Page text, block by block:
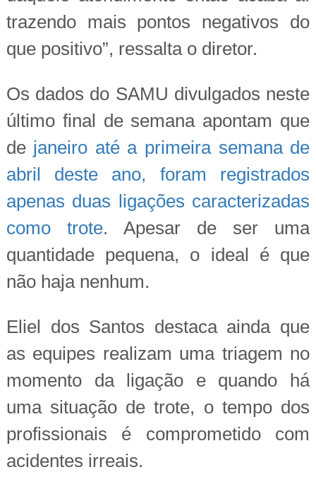
trazendo mais pontos negativos do
que positivo”, ressalta o diretor.
Os dados do SAMU divulgados neste
último final de semana apontam que
de janeiro até a primeira semana de
abril deste ano, foram registrados
apenas duas ligações caracterizadas
como trote. Apesar de ser uma
quantidade pequena, o ideal é que
não haja nenhum.
Eliel dos Santos destaca ainda que
as equipes realizam uma triagem no
momento da ligação e quando há
uma situação de trote, o tempo dos
profissionais é comprometido com
acidentes irreais.